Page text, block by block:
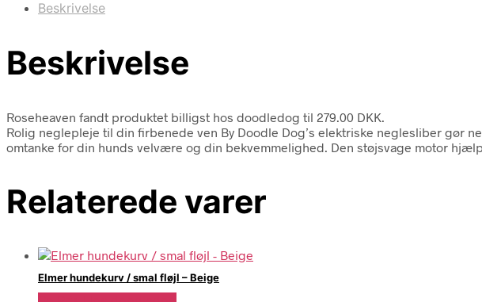
Beskrivelse
Beskrivelse
Roseheaven fandt produktet billigst hos doodledog til 279.00 DKK.
Rolig neglepleje til din firbenede ven By Doodle Dog’s elektriske neglesliber gør
omtanke for din hunds velvære og din bekvemmelighed. Den støjsvage motor
Relaterede varer
Elmer hundekurv / smal fløjl – Beige